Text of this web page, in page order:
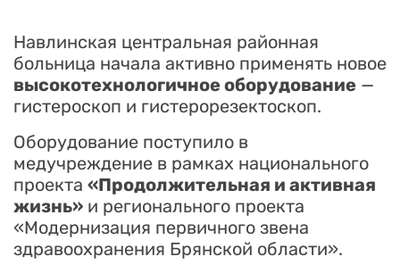
Навлинская центральная районная
больница начала активно применять новое
высокотехнологичное оборудование —
гистероскоп и гистерорезектоскоп.
Оборудование поступило в
медучреждение в рамках национального
проекта «Продолжительная и активная
жизнь» и регионального проекта
«Модернизация первичного звена
здравоохранения Брянской области».